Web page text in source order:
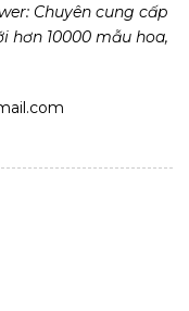
Chuyên cung cấp
hơn 10000 mẫu hoa,